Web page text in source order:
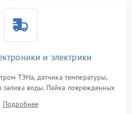
и электрики
ТЭНа, датчика температуры,
залива воды. Пайка поврежденных
проводки и контактов.
Подробнее